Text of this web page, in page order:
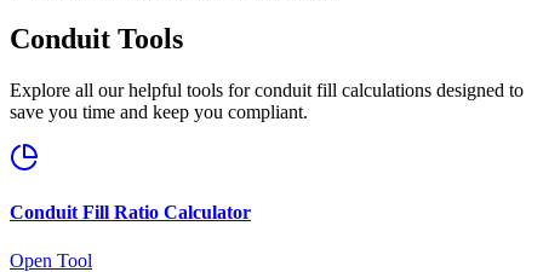
Conduit Tools
Explore all our helpful tools for conduit fill calculations designed to
save you time and keep you compliant.
Conduit Fill Ratio Calculator
Open Tool